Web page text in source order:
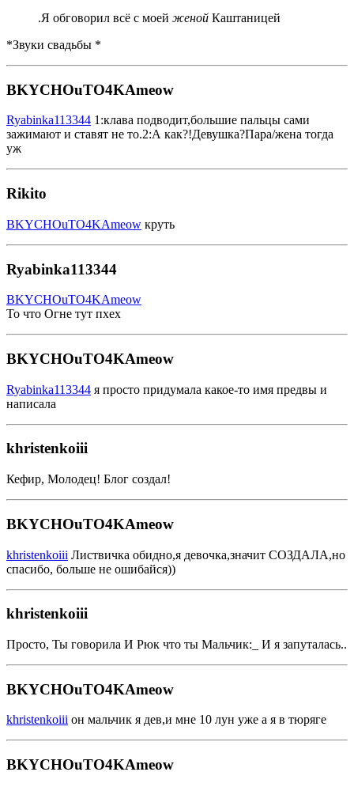
.Я обговорил всё с моей женой Каштаницей
*Звуки свадьбы *
BKYCHOuTO4KAmeow
Ryabinka113344 1:клава подводит,большие пальцы сами
зажимают и ставят не то.2:А как?!Девушка?Пара/жена тогда
уж
Rikito
BKYCHOuTO4KAmeow круть
Ryabinka113344
BKYCHOuTO4KAmeow
То что Огне тут пхех
BKYCHOuTO4KAmeow
Ryabinka113344 я просто придумала какое-то имя предвы и
написала
khristenkoiii
Кефир, Молодец! Блог создал!
BKYCHOuTO4KAmeow
khristenkoiii Листвичка обидно,я девочка,значит СОЗДАЛА,но
спасибо, больше не ошибайся))
khristenkoiii
Просто, Ты говорила И Рюк что ты Мальчик:_ И я запуталась..
BKYCHOuTO4KAmeow
khristenkoiii он мальчик я дев,и мне 10 лун уже а я в тюряге
BKYCHOuTO4KAmeow